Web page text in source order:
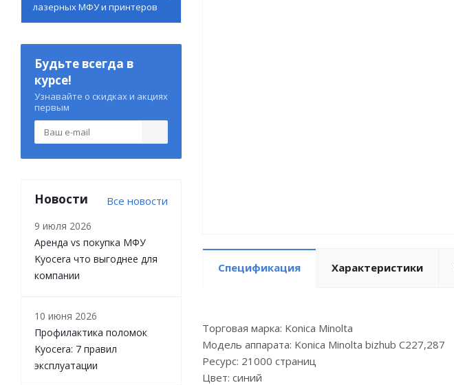
Спецификация Характеристики
Торговая марка: Konica Minolta
Модель аппарата: Konica Minolta bizhub C227,287
Ресурс: 21000 страниц
Цвет: синий
лазерных МФУ и принтеров
Будьте всегда в
курсе!
Узнавайте о скидках и акциях
первым
Новости Все новости
9 июля 2026
Аренда vs покупка МФУ
Kyocera что выгоднее для
компании
10 июня 2026
Профилактика поломок
Kyocera: 7 правил
эксплуатации